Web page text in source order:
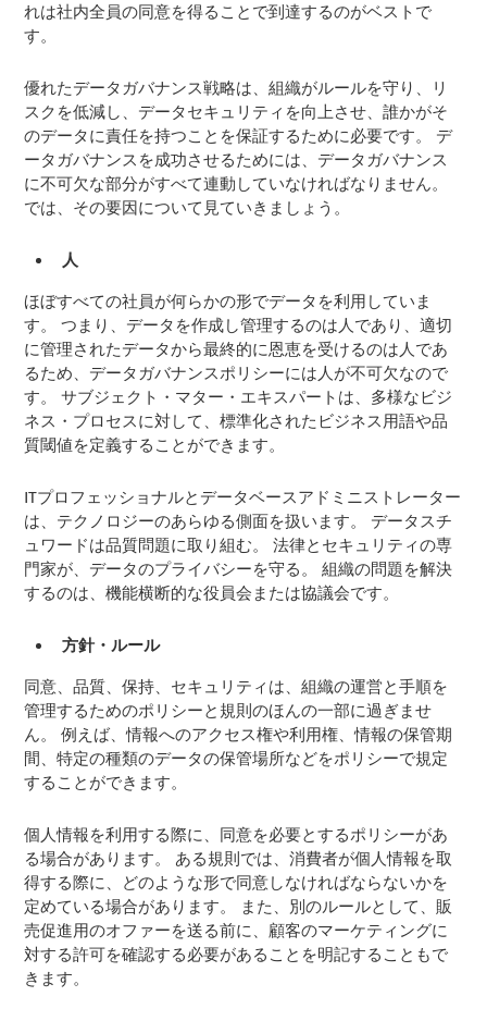
れは社内全員の同意を得ることで到達するのがベストで
す。
優れたデータガバナンス戦略は、組織がルールを守り、リ
スクを低減し、データセキュリティを向上させ、誰かがそ
のデータに責任を持つことを保証するために必要です。 デ
ータガバナンスを成功させるためには、データガバナンス
に不可欠な部分がすべて連動していなければなりません。
では、その要因について見ていきましょう。
人
ほぼすべての社員が何らかの形でデータを利用していま
す。 つまり、データを作成し管理するのは人であり、適切
に管理されたデータから最終的に恩恵を受けるのは人であ
るため、データガバナンスポリシーには人が不可欠なので
す。 サブジェクト・マター・エキスパートは、多様なビジ
ネス・プロセスに対して、標準化されたビジネス用語や品
質閾値を定義することができます。
ITプロフェッショナルとデータベースアドミニストレーター
は、テクノロジーのあらゆる側面を扱います。 データスチ
ュワードは品質問題に取り組む。 法律とセキュリティの専
門家が、データのプライバシーを守る。 組織の問題を解決
するのは、機能横断的な役員会または協議会です。
方針・ルール
同意、品質、保持、セキュリティは、組織の運営と手順を
管理するためのポリシーと規則のほんの一部に過ぎませ
ん。 例えば、情報へのアクセス権や利用権、情報の保管期
間、特定の種類のデータの保管場所などをポリシーで規定
することができます。
個人情報を利用する際に、同意を必要とするポリシーがあ
る場合があります。 ある規則では、消費者が個人情報を取
得する際に、どのような形で同意しなければならないかを
定めている場合があります。 また、別のルールとして、販
売促進用のオファーを送る前に、顧客のマーケティングに
対する許可を確認する必要があることを明記することもで
きます。